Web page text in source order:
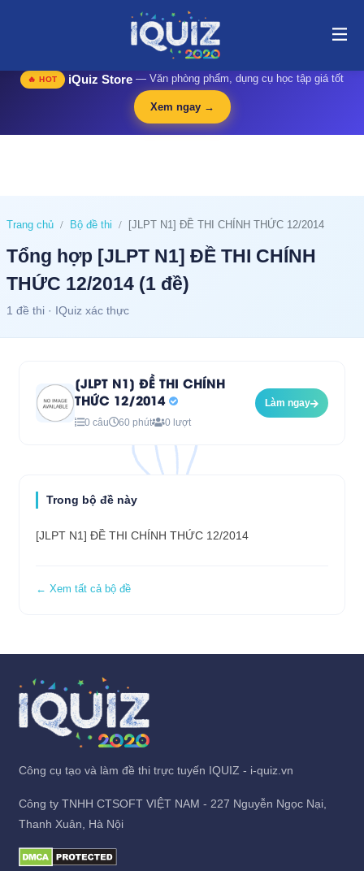
website@stop Tổng hợp [JLPT N1] ĐỀ THI CHÍNH THỨC 12/2014 (1
🛍️
🔥 HOT iQuiz Store — Văn phòng phẩm, dụng cụ học tập giá tốt
Xem ngay →
Trang chủ Bộ đề thi [JLPT N1] ĐỀ THI CHÍNH THỨC 12/2014
Tổng hợp [JLPT N1] ĐỀ THI CHÍNH
THỨC 12/2014 (1 đề)
1 đề thi · IQuiz xác thực
[JLPT N1] ĐỀ THI CHÍNH
THỨC 12/2014
0 câu 60 phút 0 lượt
Làm ngay
Trong bộ đề này
[JLPT N1] ĐỀ THI CHÍNH THỨC 12/2014
← Xem tất cả bộ đề
Công cụ tạo và làm đề thi trực tuyến IQUIZ - i-quiz.vn
Công ty TNHH CTSOFT VIỆT NAM - 227 Nguyễn Ngọc Nại,
Thanh Xuân, Hà Nội